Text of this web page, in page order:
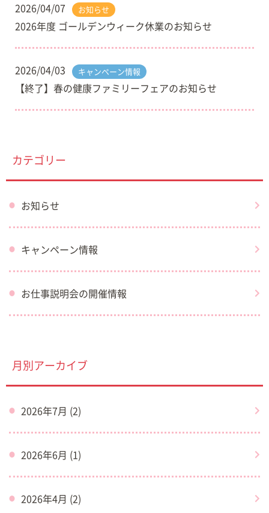
2026/04/07 お知らせ
2026年度 ゴールデンウィーク休業のお知らせ
2026/04/03 キャンペーン情報
【終了】春の健康ファミリーフェアのお知らせ
カテゴリー
お知らせ
キャンペーン情報
お仕事説明会の開催情報
月別アーカイブ
2026年7月 (2)
2026年6月 (1)
2026年4月 (2)